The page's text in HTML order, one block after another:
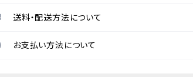
送料・配送方法について
お支払い方法について